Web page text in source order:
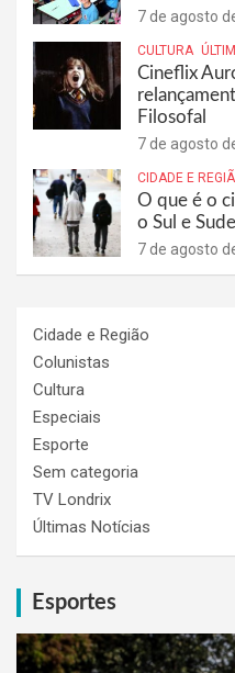
7 de agosto
CULTURA
Cineflix
Filosofal
7 de agosto
CIDADE E
O que é o
o Sul e
7 de agosto
Cidade e Região
Colunistas
Cultura
Especiais
Esporte
Sem categoria
TV Londrix
Últimas Notícias
Esportes